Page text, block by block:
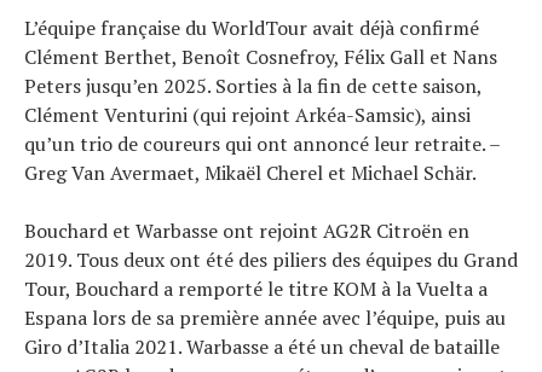
L’équipe française du WorldTour avait déjà confirmé
Clément Berthet, Benoît Cosnefroy, Félix Gall et Nans
Peters jusqu’en 2025. Sorties à la fin de cette saison,
Clément Venturini (qui rejoint Arkéa-Samsic), ainsi
qu’un trio de coureurs qui ont annoncé leur retraite. –
Greg Van Avermaet, Mikaël Cherel et Michael Schär.
Bouchard et Warbasse ont rejoint AG2R Citroën en
2019. Tous deux ont été des piliers des équipes du Grand
Tour, Bouchard a remporté le titre KOM à la Vuelta a
Espana lors de sa première année avec l’équipe, puis au
Giro d’Italia 2021. Warbasse a été un cheval de bataille